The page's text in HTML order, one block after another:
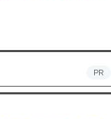
PR